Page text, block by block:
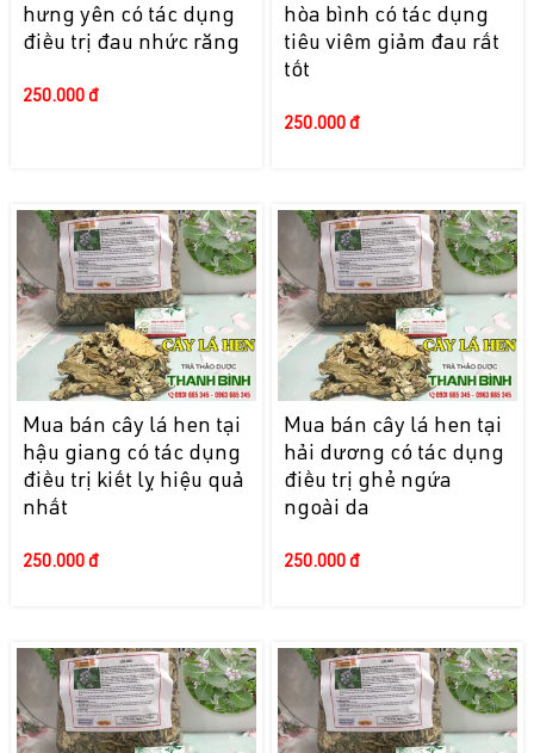
hưng yên có tác dụng
điều trị đau nhức răng
250.000 đ
hòa bình có tác dụng
tiêu viêm giảm đau rất
tốt
250.000 đ
Mua bán cây lá hen tại
hậu giang có tác dụng
điều trị kiết lỵ hiệu quả
nhất
250.000 đ
Mua bán cây lá hen tại
hải dương có tác dụng
điều trị ghẻ ngứa
ngoài da
250.000 đ